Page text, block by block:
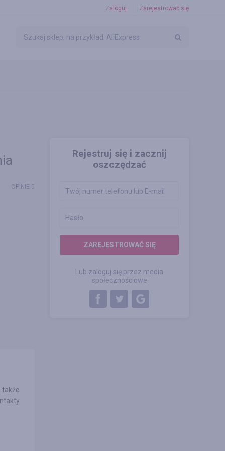
Zaloguj Zarejestrować się
Rejestruj się i zacznij
oszczędzać
ZAREJESTROWAĆ SIĘ
Lub zaloguj się przez media
społecznościowe
OPINIE 0